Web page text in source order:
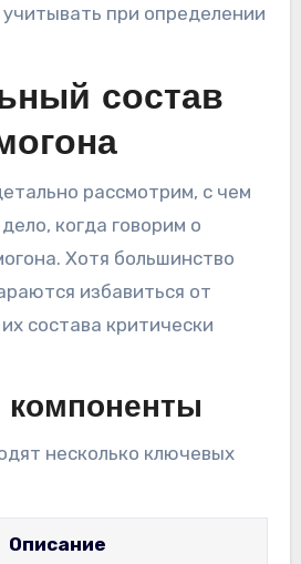
при определении
состав
рассмотрим, с чем
когда говорим о
Хотя большинство
избавиться от
состава критически
несколько ключевых
Описание